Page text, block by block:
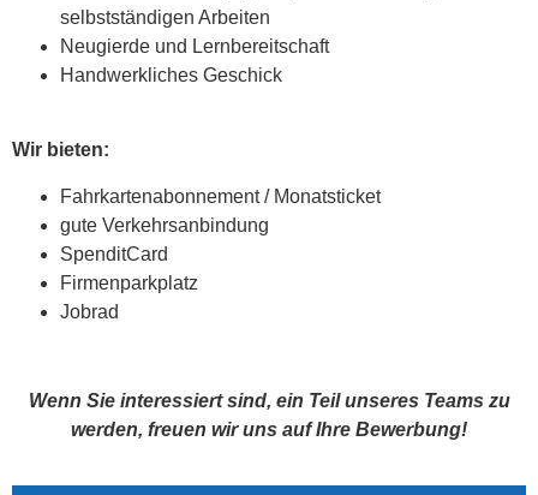
selbstständigen Arbeiten
Neugierde und Lernbereitschaft
Handwerkliches Geschick
Wir bieten:
Fahrkartenabonnement / Monatsticket
gute Verkehrsanbindung
SpenditCard
Firmenparkplatz
Jobrad
Wenn Sie interessiert sind, ein Teil unseres Teams zu
werden, freuen wir uns auf Ihre Bewerbung!